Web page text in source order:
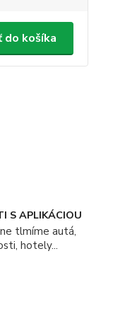
do košíka
S APLIKÁCIOU
tlmíme autá,
hotely...